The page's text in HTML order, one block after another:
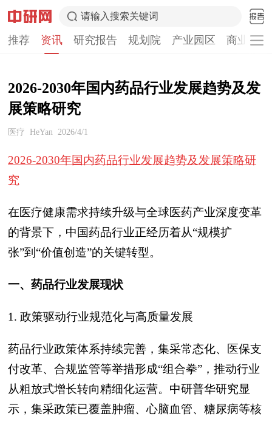
请输入搜索关键词
推荐 资讯 研究报告 规划院 产业园区 商业计
2026-2030年国内药品行业发展趋势及发
展策略研究
医疗 HeYan 2026/4/1
2026-2030年国内药品行业发展趋势及发展策略研
究
在医疗健康需求持续升级与全球医药产业深度变革
的背景下，中国药品行业正经历着从“规模扩
张”到“价值创造”的关键转型。
一、药品行业发展现状
1. 政策驱动行业规范化与高质量发展
药品行业政策体系持续完善，集采常态化、医保支
付改革、合规监管等举措形成“组合拳”，推动行业
从粗放式增长转向精细化运营。中研普华研究显
示，集采政策已覆盖肿瘤、心脑血管、糖尿病等核